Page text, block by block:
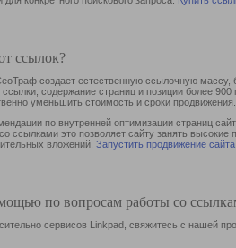
ссылок?
создает естественную ссылочную
содержание страниц и позиции более
уменьшить стоимость и сроки продвижения.
по внутренней оптимизации страниц
ссылками это позволяет сайту занять
вложений. Запустить продвижение сайта
по вопросам работы со
сервисов Linkpad, свяжитесь с нашей